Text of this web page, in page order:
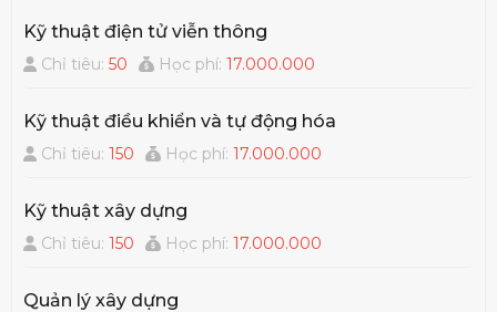
Kỹ thuật điện tử viễn thông
Chỉ tiêu:50 Học phí:17.000.000
Kỹ thuật điều khiển và tự động hóa
Chỉ tiêu:150 Học phí:17.000.000
Kỹ thuật xây dựng
Chỉ tiêu:150 Học phí:17.000.000
Quản lý xây dựng